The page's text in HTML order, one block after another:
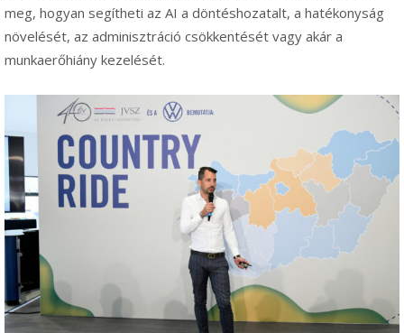
meg, hogyan segítheti az AI a döntéshozatalt, a hatékonyság
növelését, az adminisztráció csökkentését vagy akár a
munkaerőhiány kezelését.